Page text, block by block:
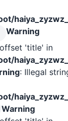
Warning
'title' in
: Illegal
Warning